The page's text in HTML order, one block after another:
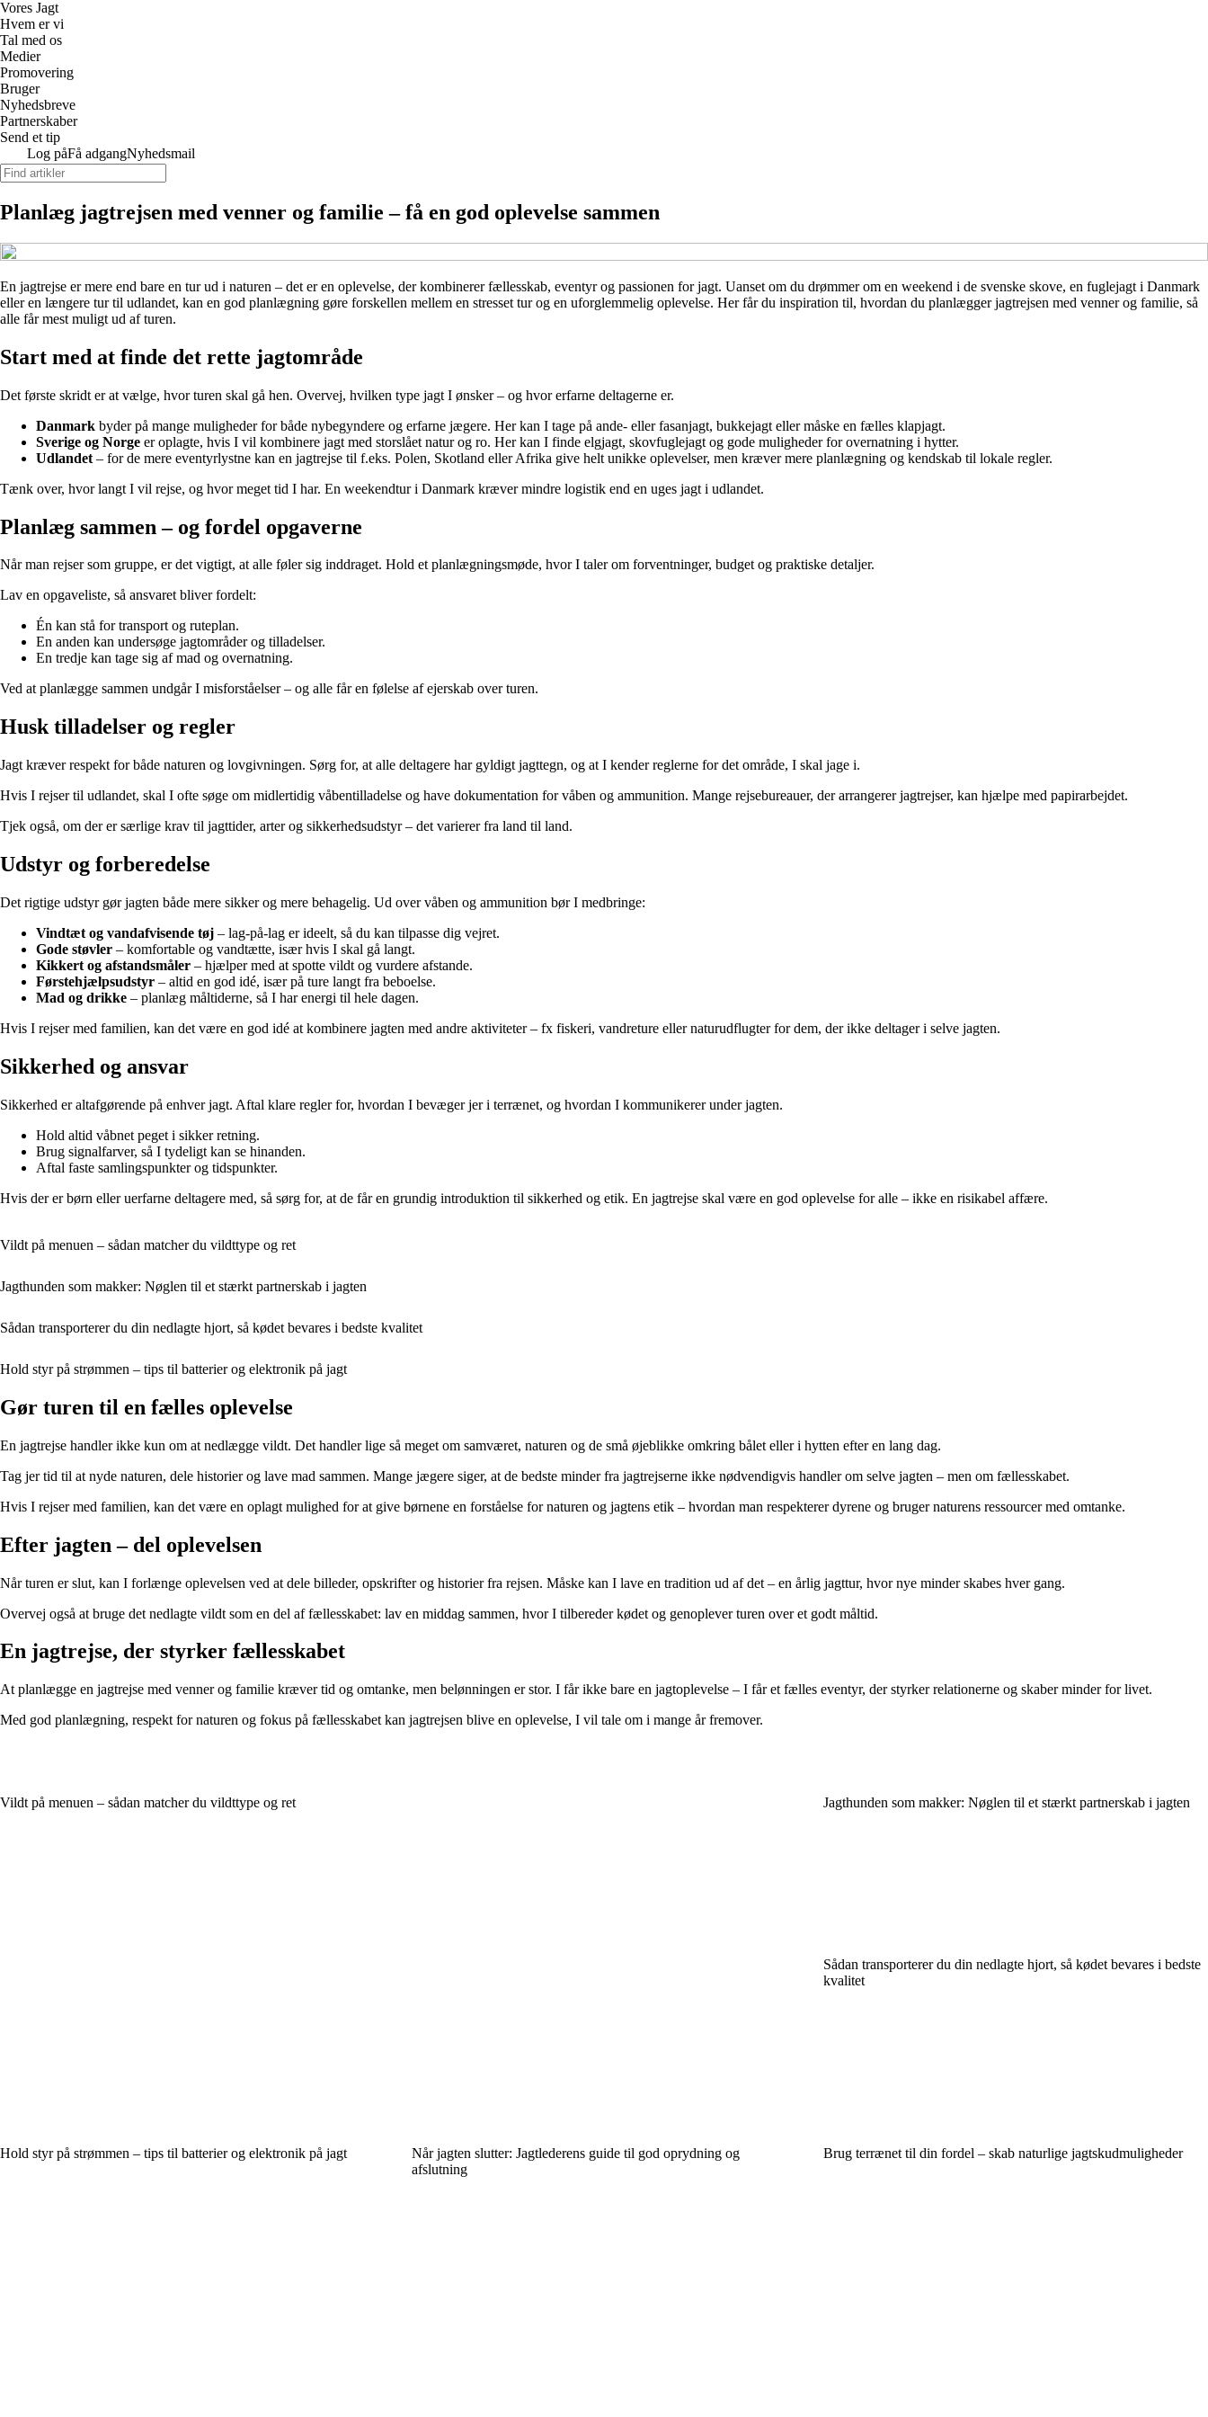
Vores Jagt
Hvem er vi
Tal med os
Medier
Promovering
Bruger
Nyhedsbreve
Partnerskaber
Send et tip
Log påFå adgangNyhedsmail
Planlæg jagtrejsen med venner og familie – få en god oplevelse sammen
En jagtrejse er mere end bare en tur ud i naturen – det er en oplevelse, der kombinerer fællesskab, eventyr og passionen for jagt. Uanset om du drømmer om en weekend i de svenske skove, en fuglejagt i Danmark
eller en længere tur til udlandet, kan en god planlægning gøre forskellen mellem en stresset tur og en uforglemmelig oplevelse. Her får du inspiration til, hvordan du planlægger jagtrejsen med venner og familie, så
alle får mest muligt ud af turen.
Start med at finde det rette jagtområde
Det første skridt er at vælge, hvor turen skal gå hen. Overvej, hvilken type jagt I ønsker – og hvor erfarne deltagerne er.
Danmark byder på mange muligheder for både nybegyndere og erfarne jægere. Her kan I tage på ande- eller fasanjagt, bukkejagt eller måske en fælles klapjagt.
Sverige og Norge er oplagte, hvis I vil kombinere jagt med storslået natur og ro. Her kan I finde elgjagt, skovfuglejagt og gode muligheder for overnatning i hytter.
Udlandet – for de mere eventyrlystne kan en jagtrejse til f.eks. Polen, Skotland eller Afrika give helt unikke oplevelser, men kræver mere planlægning og kendskab til lokale regler.
Tænk over, hvor langt I vil rejse, og hvor meget tid I har. En weekendtur i Danmark kræver mindre logistik end en uges jagt i udlandet.
Planlæg sammen – og fordel opgaverne
Når man rejser som gruppe, er det vigtigt, at alle føler sig inddraget. Hold et planlægningsmøde, hvor I taler om forventninger, budget og praktiske detaljer.
Lav en opgaveliste, så ansvaret bliver fordelt:
Én kan stå for transport og ruteplan.
En anden kan undersøge jagtområder og tilladelser.
En tredje kan tage sig af mad og overnatning.
Ved at planlægge sammen undgår I misforståelser – og alle får en følelse af ejerskab over turen.
Husk tilladelser og regler
Jagt kræver respekt for både naturen og lovgivningen. Sørg for, at alle deltagere har gyldigt jagttegn, og at I kender reglerne for det område, I skal jage i.
Hvis I rejser til udlandet, skal I ofte søge om midlertidig våbentilladelse og have dokumentation for våben og ammunition. Mange rejsebureauer, der arrangerer jagtrejser, kan hjælpe med papirarbejdet.
Tjek også, om der er særlige krav til jagttider, arter og sikkerhedsudstyr – det varierer fra land til land.
Udstyr og forberedelse
Det rigtige udstyr gør jagten både mere sikker og mere behagelig. Ud over våben og ammunition bør I medbringe:
Vindtæt og vandafvisende tøj – lag-på-lag er ideelt, så du kan tilpasse dig vejret.
Gode støvler – komfortable og vandtætte, især hvis I skal gå langt.
Kikkert og afstandsmåler – hjælper med at spotte vildt og vurdere afstande.
Førstehjælpsudstyr – altid en god idé, især på ture langt fra beboelse.
Mad og drikke – planlæg måltiderne, så I har energi til hele dagen.
Hvis I rejser med familien, kan det være en god idé at kombinere jagten med andre aktiviteter – fx fiskeri, vandreture eller naturudflugter for dem, der ikke deltager i selve jagten.
Sikkerhed og ansvar
Sikkerhed er altafgørende på enhver jagt. Aftal klare regler for, hvordan I bevæger jer i terrænet, og hvordan I kommunikerer under jagten.
Hold altid våbnet peget i sikker retning.
Brug signalfarver, så I tydeligt kan se hinanden.
Aftal faste samlingspunkter og tidspunkter.
Hvis der er børn eller uerfarne deltagere med, så sørg for, at de får en grundig introduktion til sikkerhed og etik. En jagtrejse skal være en god oplevelse for alle – ikke en risikabel affære.
Vildt på menuen – sådan matcher du vildttype og ret
Jagthunden som makker: Nøglen til et stærkt partnerskab i jagten
Sådan transporterer du din nedlagte hjort, så kødet bevares i bedste kvalitet
Hold styr på strømmen – tips til batterier og elektronik på jagt
Gør turen til en fælles oplevelse
En jagtrejse handler ikke kun om at nedlægge vildt. Det handler lige så meget om samværet, naturen og de små øjeblikke omkring bålet eller i hytten efter en lang dag.
Tag jer tid til at nyde naturen, dele historier og lave mad sammen. Mange jægere siger, at de bedste minder fra jagtrejserne ikke nødvendigvis handler om selve jagten – men om fællesskabet.
Hvis I rejser med familien, kan det være en oplagt mulighed for at give børnene en forståelse for naturen og jagtens etik – hvordan man respekterer dyrene og bruger naturens ressourcer med omtanke.
Efter jagten – del oplevelsen
Når turen er slut, kan I forlænge oplevelsen ved at dele billeder, opskrifter og historier fra rejsen. Måske kan I lave en tradition ud af det – en årlig jagttur, hvor nye minder skabes hver gang.
Overvej også at bruge det nedlagte vildt som en del af fællesskabet: lav en middag sammen, hvor I tilbereder kødet og genoplever turen over et godt måltid.
En jagtrejse, der styrker fællesskabet
At planlægge en jagtrejse med venner og familie kræver tid og omtanke, men belønningen er stor. I får ikke bare en jagtoplevelse – I får et fælles eventyr, der styrker relationerne og skaber minder for livet.
Med god planlægning, respekt for naturen og fokus på fællesskabet kan jagtrejsen blive en oplevelse, I vil tale om i mange år fremover.
Vildt på menuen – sådan matcher du vildttype og ret Jagthunden som makker: Nøglen til et stærkt partnerskab i jagten
Sådan transporterer du din nedlagte hjort, så kødet bevares i bedste
kvalitet
Hold styr på strømmen – tips til batterier og elektronik på jagt
Når jagten slutter: Jagtlederens guide til god oprydning og
afslutning
Brug terrænet til din fordel – skab naturlige jagtskudmuligheder